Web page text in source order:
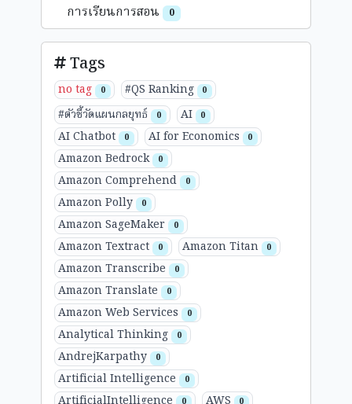
การเรียนการสอน 0
Tags
no tag 0 #QS Ranking 0
#ตัวชี้วัดแผนกลยุทธ์ 0 AI 0
AI Chatbot 0 AI for Economics 0
Amazon Bedrock 0
Amazon Comprehend 0
Amazon Polly 0
Amazon SageMaker 0
Amazon Textract 0 Amazon Titan 0
Amazon Transcribe 0
Amazon Translate 0
Amazon Web Services 0
Analytical Thinking 0
AndrejKarpathy 0
Artificial Intelligence 0